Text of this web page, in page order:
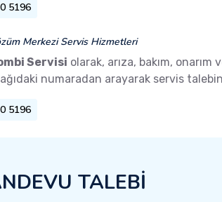
5196
Merkezi Servis Hizmetleri
Servisi olarak, arıza, bakım,
numaradan arayarak servis
5196
TALEBİ